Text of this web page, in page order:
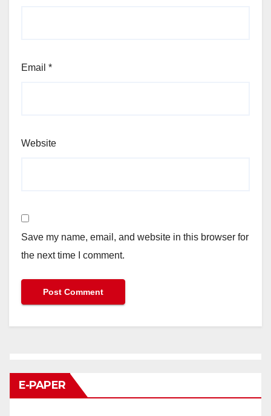
Email *
Website
Save my name, email, and website in this browser for
the next time I comment.
E-PAPER